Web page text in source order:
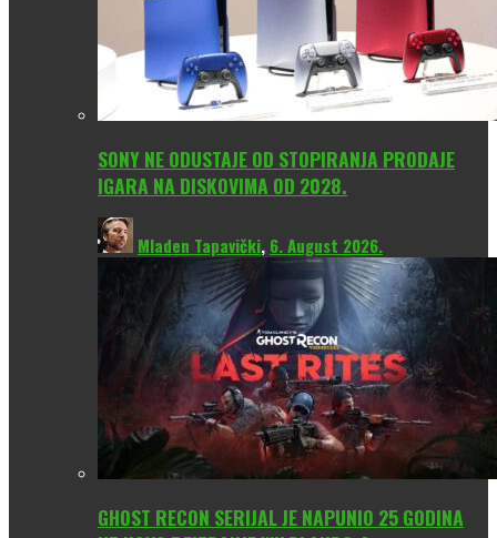
SONY NE ODUSTAJE OD STOPIRANJA PRODAJE
IGARA NA DISKOVIMA OD 2028.
Mladen Tapavički, 6. August 2026.
GHOST RECON SERIJAL JE NAPUNIO 25 GODINA